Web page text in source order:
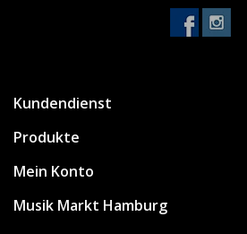
Resonanz und "Big-Bbody-Sound"
Weicher "C" geformter Nato-Hals
Echte Knochenmutter
Steuerung bieten eine komplette
Push/Pull Coil-Splitting auf Master
Adjusto-Matic Brücke mit
Kundendienst
Produkte
Mein Konto
Musik Markt Hamburg